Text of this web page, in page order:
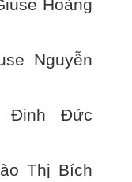
Hoàng
Nguyễn
Đinh Đức
Thị Bích